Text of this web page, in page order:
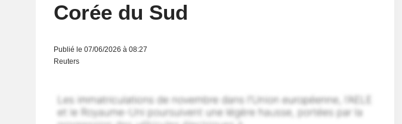
Corée du Sud
Publié le 07/06/2026 à 08:27
Reuters